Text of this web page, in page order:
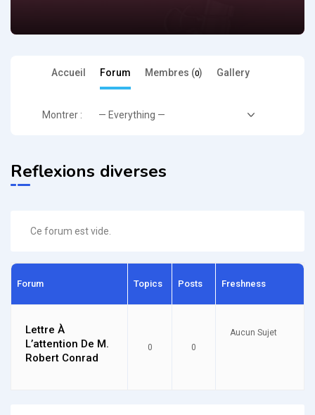
Accueil Forum Membres (0) Gallery
Montrer :
Reflexions diverses
Ce forum est vide.
Forum Topics Posts Freshness
Lettre À
L’attention De M.
Robert Conrad
0 0
Aucun Sujet